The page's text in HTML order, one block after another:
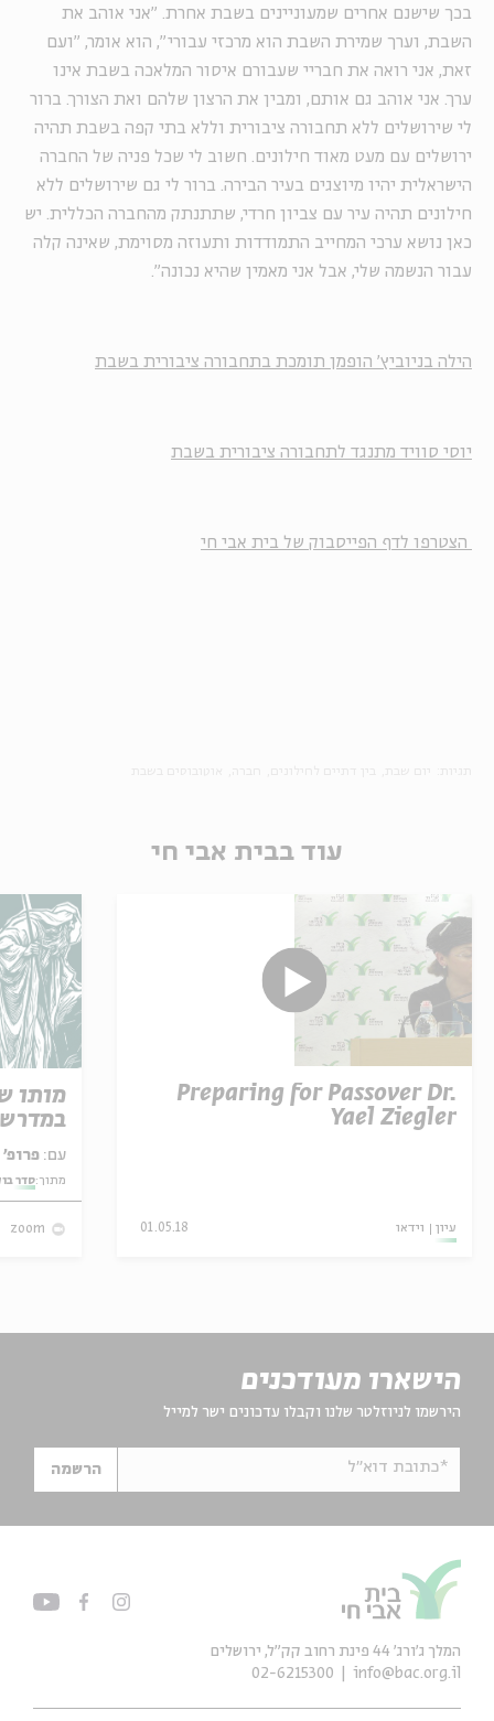
בכך שישנם אחרים שמעוניינים בשבת אחרת. "אני אוהב את
השבת, וערך שמירת השבת הוא מרכזי עבורי", הוא אומר, "ועם
זאת, אני רואה את חבריי שעבורם איסור המלאכה בשבת אינו
ערך. אני אוהב גם אותם, ומבין את הרצון שלהם ואת הצורך. ברור
לי שירושלים ללא תחבורה ציבורית וללא בתי קפה בשבת תהיה
ירושלים עם מעט מאוד חילונים. חשוב לי שכל פניה של החברה
הישראלית יהיו מיוצגים בעיר הבירה. ברור לי גם שירושלים ללא
חילונים תהיה עיר עם צביון חרדי, שתתנתק מהחברה הכללית. יש
כאן נושא ערכי המחייב התמודדות ותעוזה מסוימת, שאינה קלה
עבור הנשמה שלי, אבל אני מאמין שהיא נכונה".
הילה בניוביץ' הופמן תומכת בתחבורה ציבורית בשבת
יוסי סוויד מתנגד לתחבורה ציבורית בשבת
הצטרפו לדף הפייסבוק של בית אבי חי
עוד בבית אבי חי
Preparing for Passover Dr.
Yael Ziegler
עיון וידאו 01.05.18
מותו
עם: פרופ' אביגדור שנאן
מתוך:סדר
zoom
הישארו מעודכנים
הירשמו לניוזלטר שלנו וקבלו עדכונים ישר למייל
*כתובת דוא"ל הרשמה
המלך ג'ורג' 44 פינת רחוב קק״ל, ירושלים
info@bac.org.il
02-6215300